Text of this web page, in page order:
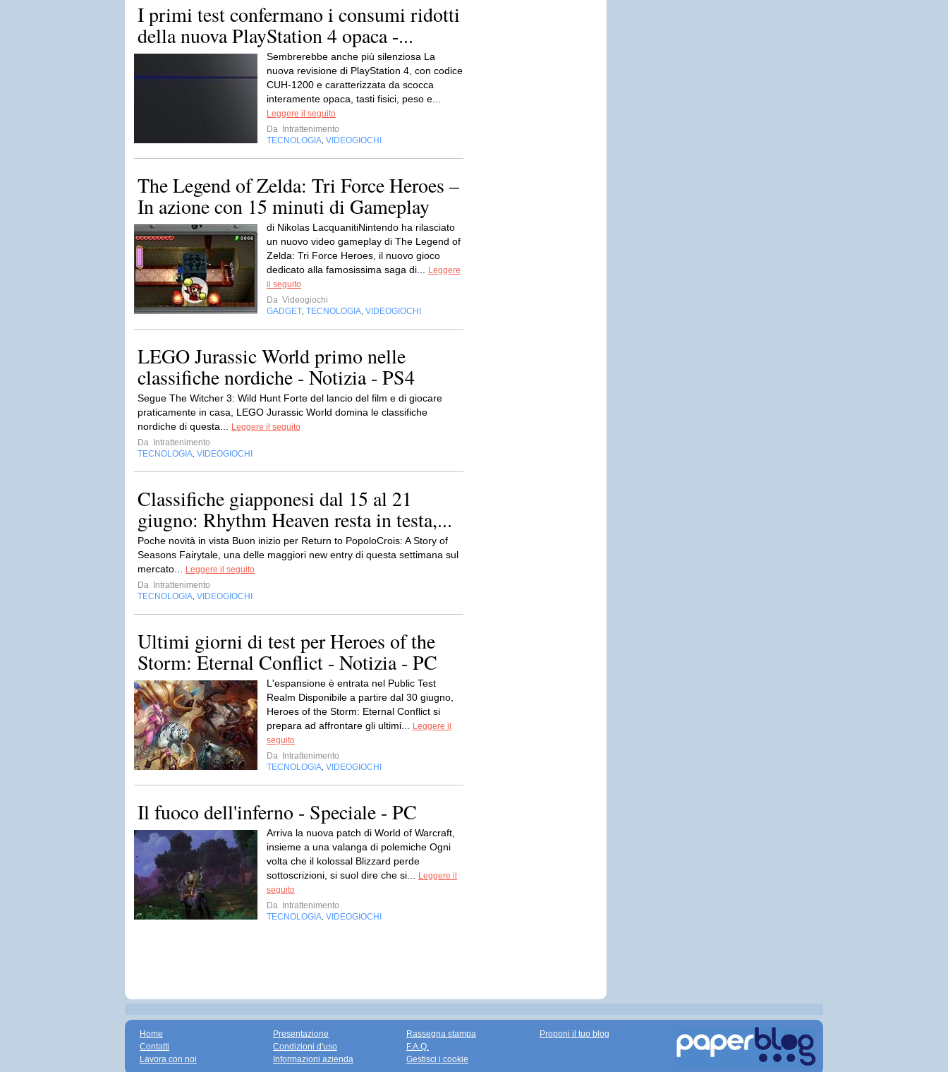
I primi test confermano i consumi ridotti
della nuova PlayStation 4 opaca -...
Sembrerebbe anche più silenziosa La
nuova revisione di PlayStation 4, con codice
CUH-1200 e caratterizzata da scocca
interamente opaca, tasti fisici, peso e...
Leggere il seguito
Da
Intrattenimento
TECNOLOGIA VIDEOGIOCHI
The Legend of Zelda: Tri Force Heroes –
In azione con 15 minuti di Gameplay
di Nikolas LacquanitiNintendo ha rilasciato
un nuovo video gameplay di The Legend of
Zelda: Tri Force Heroes, il nuovo gioco
dedicato alla famosissima saga di...
Leggere
il seguito
Da Videogiochi
GADGET TECNOLOGIA VIDEOGIOCHI
LEGO Jurassic World primo nelle
classifiche nordiche - Notizia - PS4
Segue The Witcher 3: Wild Hunt Forte del lancio del film e di giocare
praticamente in casa, LEGO Jurassic World domina le classifiche
nordiche di questa...
Leggere il seguito
Da
Intrattenimento
TECNOLOGIA VIDEOGIOCHI
Classifiche giapponesi dal 15 al 21
giugno: Rhythm Heaven resta in testa,...
Poche novità in vista Buon inizio per Return to PopoloCrois: A Story of
Seasons Fairytale, una delle maggiori new entry di questa settimana sul
mercato...
Leggere il seguito
Da
Intrattenimento
TECNOLOGIA VIDEOGIOCHI
Ultimi giorni di test per Heroes of the
Storm: Eternal Conflict - Notizia - PC
L'espansione è entrata nel Public Test
Realm Disponibile a partire dal 30 giugno,
Heroes of the Storm: Eternal Conflict si
prepara ad affrontare gli ultimi...
Leggere il
seguito
Da
Intrattenimento
TECNOLOGIA VIDEOGIOCHI
Il fuoco dell'inferno - Speciale - PC
Arriva la nuova patch di World of Warcraft,
insieme a una valanga di polemiche Ogni
volta che il kolossal Blizzard perde
sottoscrizioni, si suol dire che si...
Leggere il
seguito
Da
Intrattenimento
TECNOLOGIA VIDEOGIOCHI
Home
Contatti
Lavora con noi
Presentazione
Condizioni d'uso
Informazioni azienda
Rassegna stampa
F.A.Q.
Gestisci i cookie
Proponi il tuo blog